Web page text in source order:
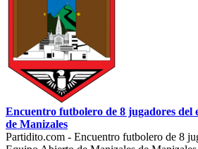
Encuentro futbolero de 8 jugadores
de Manizales
Partidito.com - Encuentro futbolero de 8